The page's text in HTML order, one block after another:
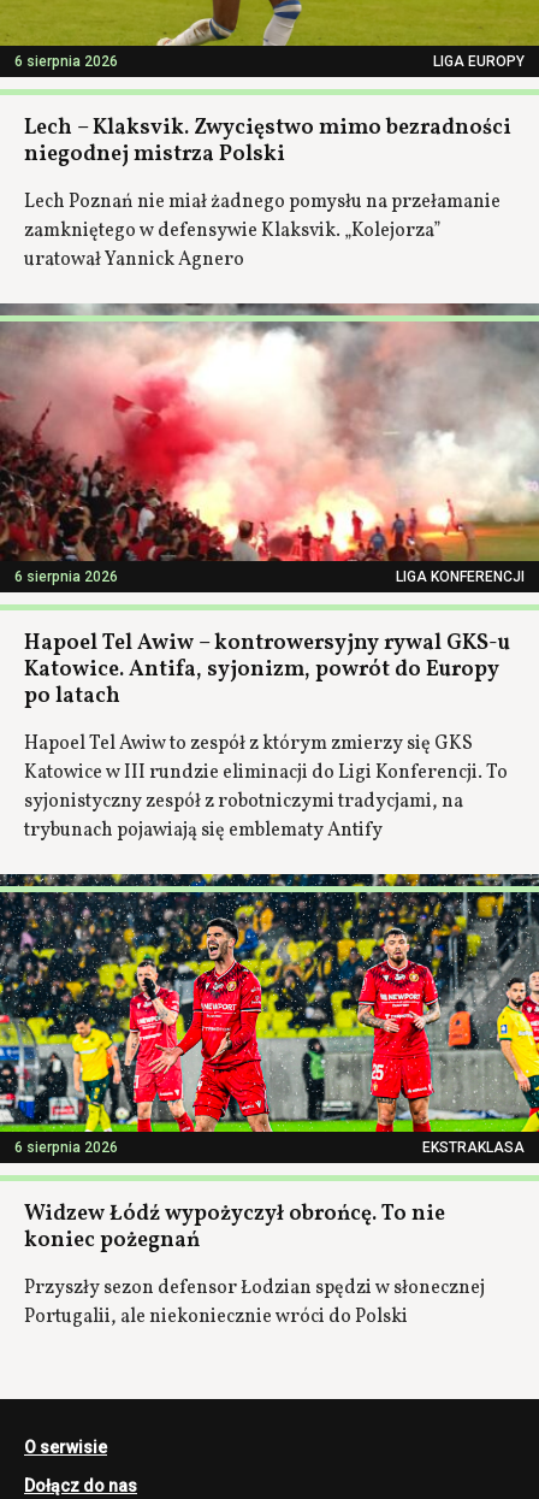
6 sierpnia 2026 LIGA EUROPY
Lech – Klaksvik. Zwycięstwo mimo bezradności
niegodnej mistrza Polski
Lech Poznań nie miał żadnego pomysłu na przełamanie
zamkniętego w defensywie Klaksvik. „Kolejorza”
uratował Yannick Agnero
6 sierpnia 2026 LIGA KONFERENCJI
Hapoel Tel Awiw – kontrowersyjny rywal GKS-u
Katowice. Antifa, syjonizm, powrót do Europy
po latach
Hapoel Tel Awiw to zespół z którym zmierzy się GKS
Katowice w III rundzie eliminacji do Ligi Konferencji. To
syjonistyczny zespół z robotniczymi tradycjami, na
trybunach pojawiają się emblematy Antify
6 sierpnia 2026 EKSTRAKLASA
Widzew Łódź wypożyczył obrońcę. To nie
koniec pożegnań
Przyszły sezon defensor Łodzian spędzi w słonecznej
Portugalii, ale niekoniecznie wróci do Polski
O serwisie
Dołącz do nas